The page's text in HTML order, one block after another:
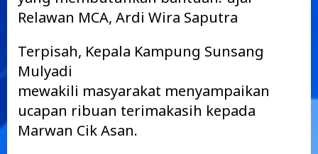
Relawan MCA, Ardi Wira Saputra
Terpisah, Kepala Kampung Sunsang
Mulyadi
mewakili masyarakat menyampaikan
ucapan ribuan terimakasih kepada
Marwan Cik Asan.